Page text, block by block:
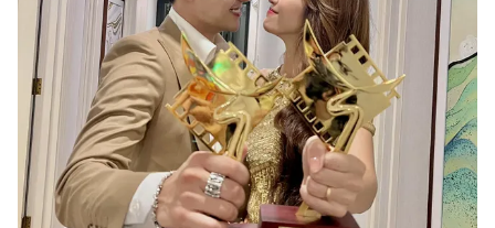
THỜI BÁO VTV
Theo dõi báo trên